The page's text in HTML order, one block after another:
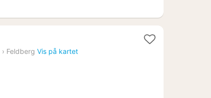
› Feldberg Vis på kartet